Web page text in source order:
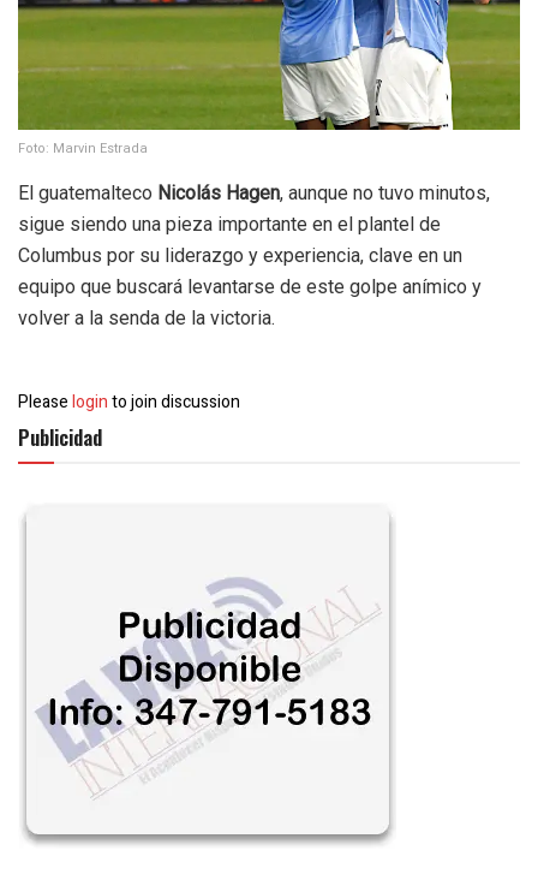
Foto: Marvin Estrada
El guatemalteco Nicolás Hagen, aunque no tuvo minutos,
sigue siendo una pieza importante en el plantel de
Columbus por su liderazgo y experiencia, clave en un
equipo que buscará levantarse de este golpe anímico y
volver a la senda de la victoria.
Pleaseloginto join discussion
Publicidad